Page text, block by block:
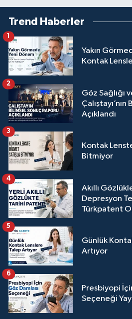
Trend Haberler
Yakın
Kontak
Göz Sağlığı
Açıklandı
2
Kontak
Bitmiyor
3
Akıllı
Depresyon
Türkpatent
4
Günlük
Artıyor
5
Presbiyopi
Seçeneği
6